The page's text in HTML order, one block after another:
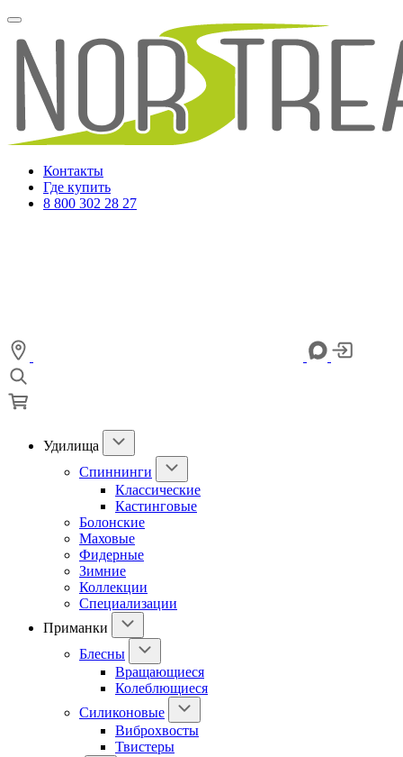
Контакты
Где купить
8 800 302 28 27
Удилища
Спиннинги
Классические
Кастинговые
Болонские
Маховые
Фидерные
Зимние
Коллекции
Специализации
Приманки
Блесны
Вращающиеся
Колеблющиеся
Силиконовые
Виброхвосты
Твистеры